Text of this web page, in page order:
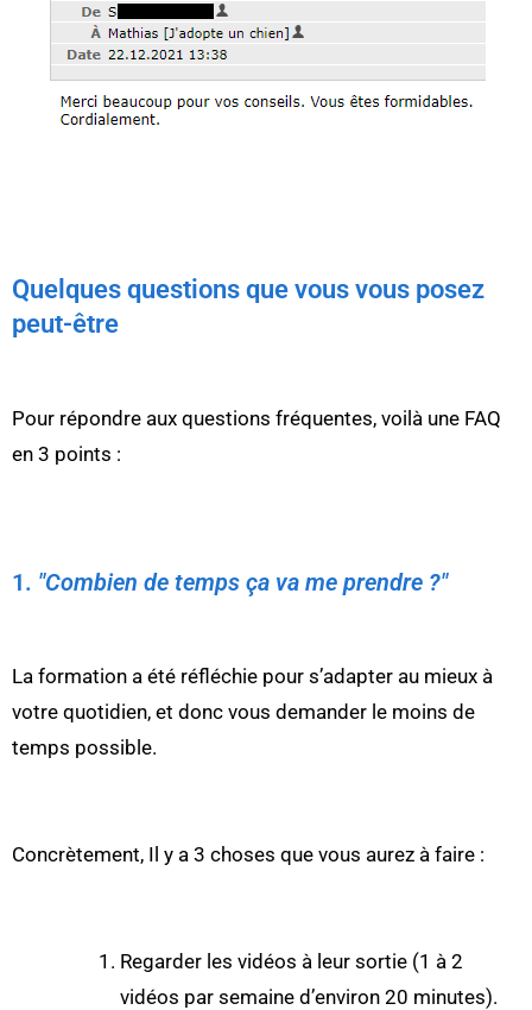
Quelques questions que vous vous posez
peut-être
Pour répondre aux questions fréquentes, voilà une FAQ
en 3 points :
1. "Combien de temps ça va me prendre ?"
La formation a été réfléchie pour s’adapter au mieux à
votre quotidien, et donc vous demander le moins de
temps possible.
Concrètement, Il y a 3 choses que vous aurez à faire :
Regarder les vidéos à leur sortie (1 à 2
vidéos par semaine d’environ 20 minutes).